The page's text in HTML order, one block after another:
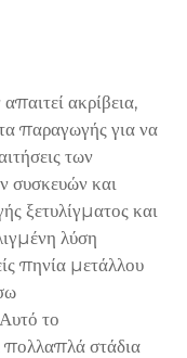
ακρίβεια,
παραγωγής για να
των
συσκευών και
ξετυλίγματος και
λύση
πηνία μετάλλου
το
στάδια